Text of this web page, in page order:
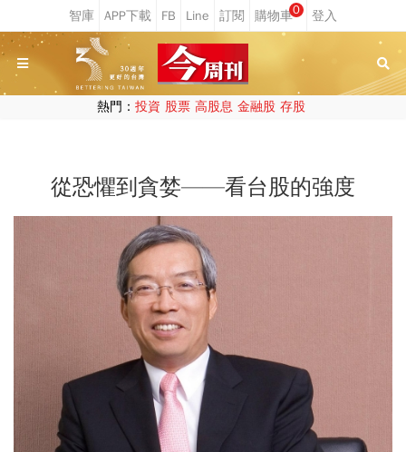
0
熱門： 投資 股票 高股息 金融股 存股
從恐懼到貪婪——看台股的強度